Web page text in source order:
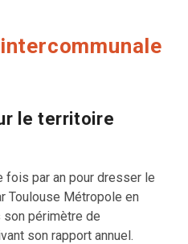
le territoire
fois par an pour dresser le
Toulouse Métropole en
périmètre de
son rapport annuel.